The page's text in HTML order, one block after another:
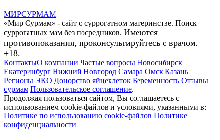
МИРСУРМАМ
«Мир Сурмам» - сайт о суррогатном материнстве. Поиск
суррогатных мам без посредников. Имеются
противопоказания, проконсультируйтесь с врачом.
+18.
КонтактыО компании Частые вопросы Новосибирск
Екатеринбург Нижний Новгород Самара Омск Казань
Регионы ЭКО Донорство яйцеклеток Беременность Отзывы
сурмам Пользовательское соглашение.
Продолжая пользоваться сайтом, Вы соглашаетесь с
использованием cookie-файлов и условиями, указанными в:
Политике по использованию cookie-файлов Политике
конфиденциальности